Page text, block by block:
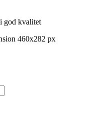
god kvalitet
460x282 px